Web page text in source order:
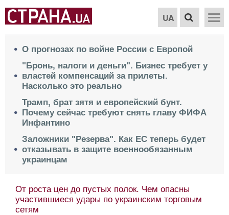
UA
О прогнозах по войне России с Европой
"Бронь, налоги и деньги". Бизнес требует у
властей компенсаций за прилеты.
Насколько это реально
Трамп, брат зятя и европейский бунт.
Почему сейчас требуют снять главу ФИФА
Инфантино
Заложники "Резерва". Как ЕС теперь будет
отказывать в защите военнообязанным
украинцам
От роста цен до пустых полок. Чем опасны
участившиеся удары по украинским торговым
сетям